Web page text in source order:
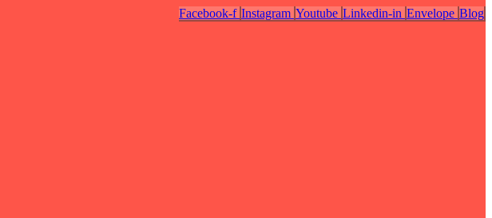
Facebook-f Instagram Youtube Linkedin-in Envelope Blog